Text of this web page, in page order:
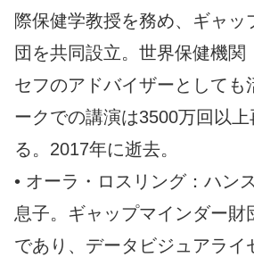
際保健学教授を務め、ギャッ
団を共同設立。世界保健機関
セフのアドバイザーとしても
ークでの講演は3500万回以
る。2017年に逝去。
• オーラ・ロスリング：ハン
息子。ギャップマインダー財
であり、データビジュアライ